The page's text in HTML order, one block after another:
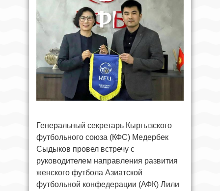
Генеральный секретарь Кыргызского
футбольного союза (КФС) Медербек
Сыдыков провел встречу с
руководителем направления развития
женского футбола Азиатской
футбольной конфедерации (АФК) Лили